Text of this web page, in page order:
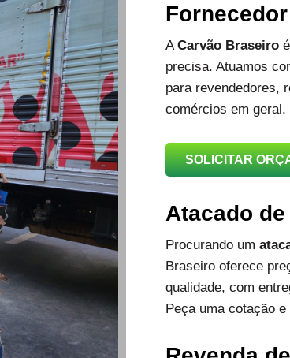
A Carvão Braseiro
precisa. Atuamos
para revendedores,
comércios em geral.
SOLICITAR
Atacado
Procurando um
Braseiro oferece
qualidade, com
Peça uma cotação